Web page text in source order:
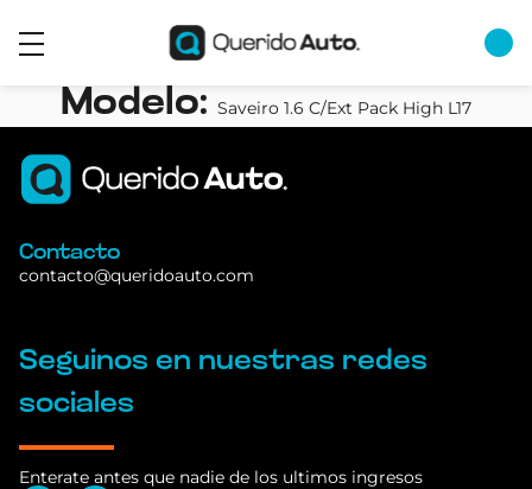
Modelo: Saveiro 1.6 C/Ext Pack High L17
Contacto
contacto@queridoauto.com
Seguinos en nuestras redes
sociales
Enterate antes que nadie de los ultimos ingresos